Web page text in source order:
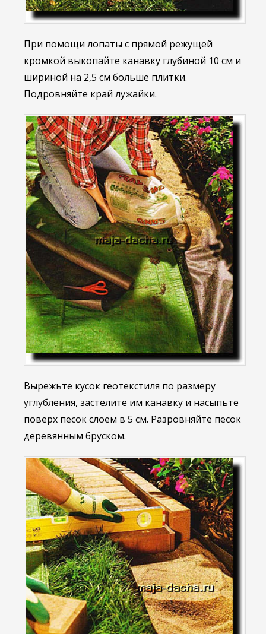
При помощи лопаты с прямой режущей
кромкой выкопайте канавку глубиной 10 см и
шириной на 2,5 см больше плитки.
Подровняйте край лужайки.
Вырежьте кусок геотекстиля по размеру
углубления, застелите им канавку и насыпьте
поверх песок слоем в 5 см. Разровняйте песок
деревянным бруском.